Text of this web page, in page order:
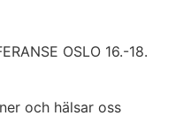
OSLO 16.-18.
och hälsar oss